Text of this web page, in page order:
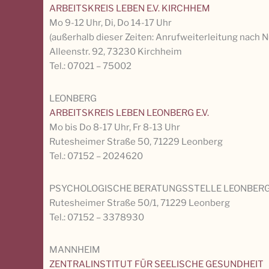
ARBEITSKREIS LEBEN E.V. KIRCHHEM
Mo 9-12 Uhr, Di, Do 14-17 Uhr
(außerhalb dieser Zeiten: Anrufweiterleitung nach
Alleenstr. 92, 73230 Kirchheim
Tel.: 07021 – 75002
LEONBERG
ARBEITSKREIS LEBEN LEONBERG E.V.
Mo bis Do 8-17 Uhr, Fr 8-13 Uhr
Rutesheimer Straße 50, 71229 Leonberg
Tel.: 07152 – 2024620
PSYCHOLOGISCHE BERATUNGSSTELLE
Rutesheimer Straße 50/1, 71229 Leonberg
Tel.: 07152 – 3378930
MANNHEIM
ZENTRALINSTITUT FÜR SEELISCHE GESUNDHEIT